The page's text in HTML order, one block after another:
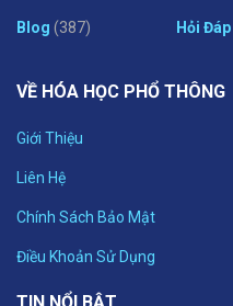
Blog (387) Hỏi Đáp
VỀ HÓA HỌC PHỔ THÔNG
Giới Thiệu
Liên Hệ
Chính Sách Bảo Mật
Điều Khoản Sử Dụng